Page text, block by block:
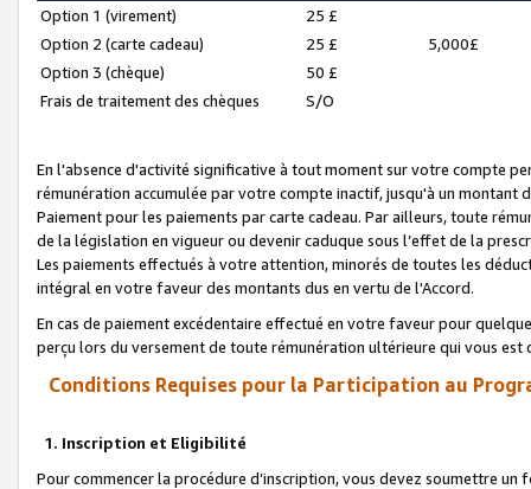
Option 1 (virement)
25 £
Option 2 (carte cadeau)
25 £
5,000£
Option 3 (chèque)
50 £
Frais de traitement des chèques
S/O
En l'absence d'activité significative à tout moment sur votre compte
rémunération accumulée par votre compte inactif, jusqu'à un montant
Paiement pour les paiements par carte cadeau. Par ailleurs, toute
de la législation en vigueur ou devenir caduque sous l’effet de la
Les paiements effectués à votre attention, minorés de toutes les
intégral en votre faveur des montants dus en vertu de l'Accord.
En cas de paiement excédentaire effectué en votre faveur pour
perçu lors du versement de toute rémunération ultérieure qui vous est
Conditions Requises pour la Participation au
1. Inscription et Eligibilité
Pour commencer la procédure d’inscription, vous devez soumettre